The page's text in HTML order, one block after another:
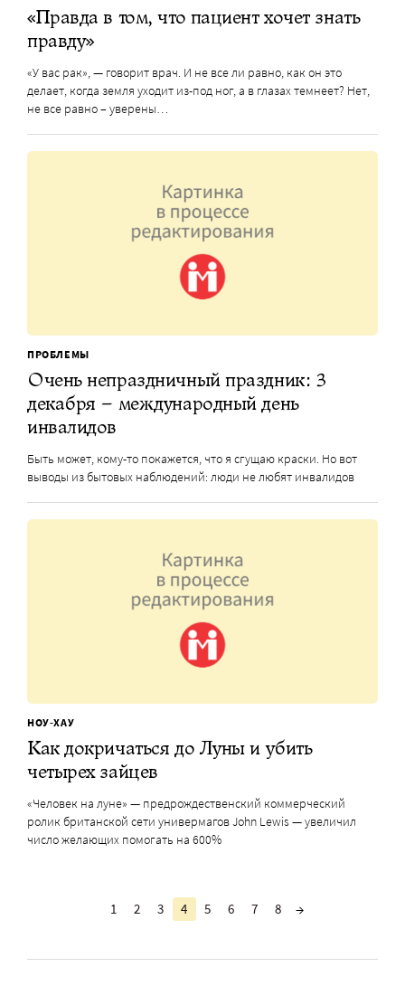
«Правда в том, что пациент хочет знать
правду»
«У вас рак», — говорит врач. И не все ли равно, как он это
делает, когда земля уходит из-под ног, а в глазах темнеет? Нет,
не все равно – уверены…
ПРОБЛЕМЫ
Очень непраздничный праздник: 3
декабря – международный день
инвалидов
Быть может, кому-то покажется, что я сгущаю краски. Но вот
выводы из бытовых наблюдений: люди не любят инвалидов
НОУ-ХАУ
Как докричаться до Луны и убить
четырех зайцев
«Человек на луне» — предрождественский коммерческий
ролик британской сети универмагов John Lewis — увеличил
число желающих помогать на 600%
1 2 3 4 5 6 7 8 →